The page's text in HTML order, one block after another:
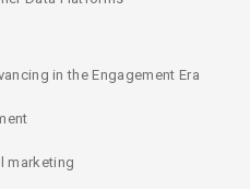
in the Engagement Era
marketing